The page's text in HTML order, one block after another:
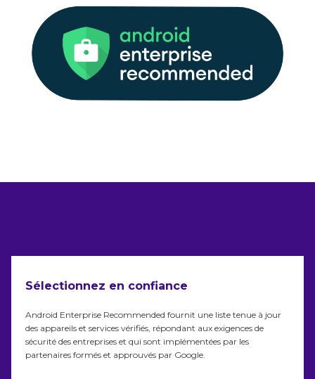
Sélectionnez en confiance
Android Enterprise Recommended fournit une liste tenue à jour
des appareils et services vérifiés, répondant aux exigences de
sécurité des entreprises et qui sont implémentées par les
partenaires formés et approuvés par Google.